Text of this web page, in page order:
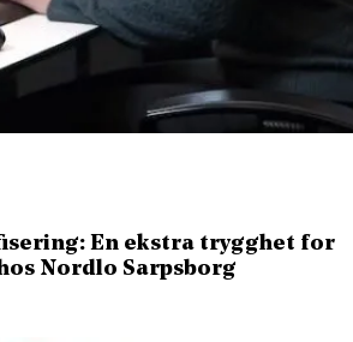
En ekstra trygghet for
Nordlo Sarpsborg